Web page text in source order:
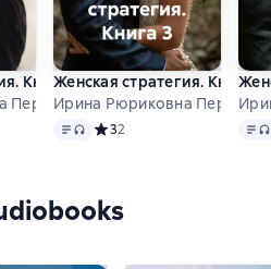
Книга 5
Першина
4 на основе 4 оценок
Женская стратегия. Книга 3
Ирина Рюриковна Першина
Text, audio format available
Средний рейтинг 3 на
32 Text